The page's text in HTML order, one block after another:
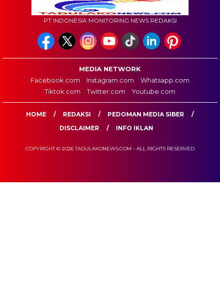
PT INDONESIA MONITORING NEWS REDAKSI
MEDIA NETWORK
Facebook.com
Instagram.com
Whatsapp.com
Tiktok.com
Twitter.com Youtube.com
HOME REDAKSI
PEDOMAN MEDIA SIBER
DISCLAIMER
INFO IKLAN
COPYRIGHT © 2026 TADULAKONEWS.COM - ALL RIGHTS RESERVED